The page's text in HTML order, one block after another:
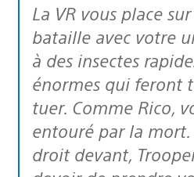
La VR vous place sur le champ de
bataille avec votre
à des insectes
énormes qui feront
tuer. Comme Rico,
entouré par la
droit devant,